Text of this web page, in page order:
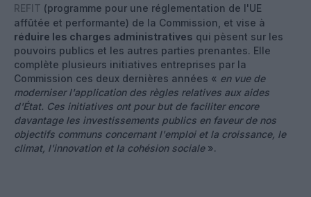
REFIT (programme pour une réglementation de l'UE
affûtée et performante) de la Commission, et vise à
réduire les charges administratives qui pèsent sur les
pouvoirs publics et les autres parties prenantes. Elle
complète plusieurs initiatives entreprises par la
Commission ces deux dernières années « en vue de
moderniser l'application des règles relatives aux aides
d'État. Ces initiatives ont pour but de faciliter encore
davantage les investissements publics en faveur de nos
objectifs communs concernant l'emploi et la croissance, le
climat, l'innovation et la cohésion sociale».